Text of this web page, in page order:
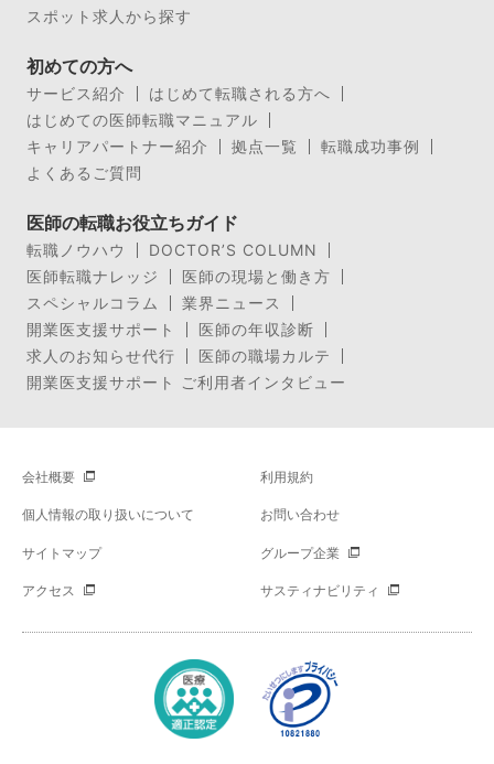
スポット求人から探す
初めての方へ
サービス紹介
はじめて転職される方へ
はじめての医師転職マニュアル
キャリアパートナー紹介
拠点一覧
転職成功事例
よくあるご質問
医師の転職お役立ちガイド
転職ノウハウ
DOCTOR’S COLUMN
医師転職ナレッジ
医師の現場と働き方
スペシャルコラム
業界ニュース
開業医支援サポート
医師の年収診断
求人のお知らせ代行
医師の職場カルテ
開業医支援サポート ご利用者インタビュー
会社概要 利用規約
個人情報の取り扱いについて お問い合わせ
サイトマップ グループ企業
アクセス サスティナビリティ